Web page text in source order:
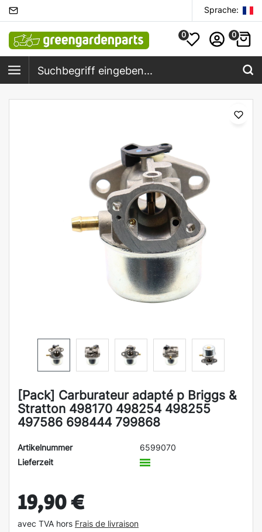
Sprache:
0 0
[Pack] Carburateur adapté p Briggs &
Stratton 498170 498254 498255
497586 698444 799868
Artikelnummer
6599070
Lieferzeit
19,90 €
avec TVA hors Frais de livraison